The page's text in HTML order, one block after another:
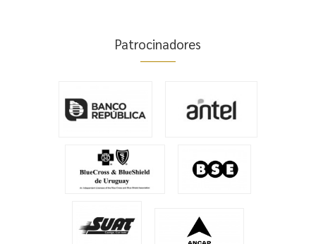
Patrocinadores